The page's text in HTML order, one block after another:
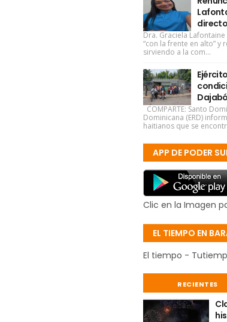
Dra. Graciela
“con la frente en alto”
sirviendo a la com...
COMPARTE: Santo
Dominicana (ERD)
haitianos que se
APP DE PODER
Clic en la Imagen
EL TIEMPO EN
El tiempo -
RECIENTES